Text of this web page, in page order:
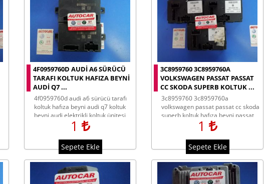
4F0959760D AUDI A6 SÜRÜCÜ
TARAFI KOLTUK HAFIZA BEYNI
AUDI Q7 ...
4f0959760d audi a6 sürücü tarafı
koltuk hafıza beyni audi q7 koltuk
beyni audi elektrikli koltuk ünitesi
1
Sepete Ekle
3C8959760 3C8959760A
VOLKSWAGEN PASSAT PASSAT
CC SKODA SUPERB KOLTUK ...
3c8959760 3c8959760a
volkswagen passat passat cc skoda
superb koltuk hafıza beyni passat
koltuk beyni skoda superb koltuk
1
Sepete Ekle